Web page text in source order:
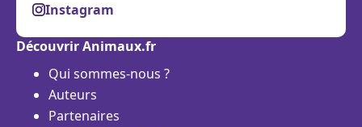
Instagram
Découvrir Animaux.fr
Qui sommes-nous ?
Auteurs
Partenaires